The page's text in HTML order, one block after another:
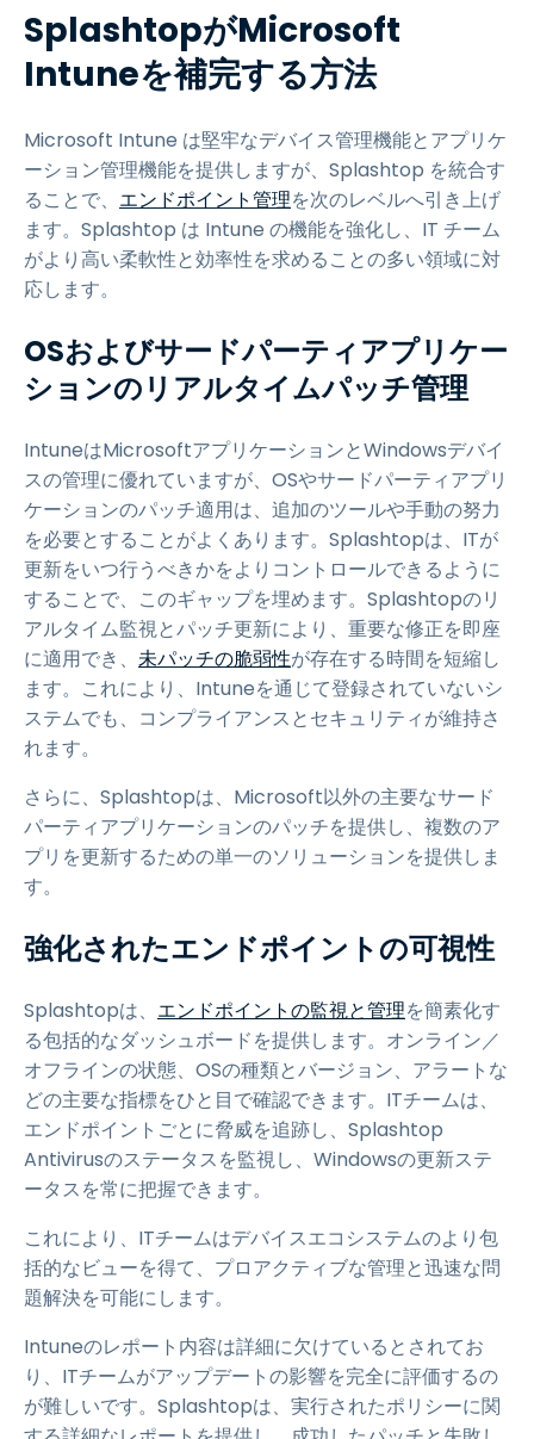
SplashtopがMicrosoft
Intuneを補完する方法
Microsoft Intune は堅牢なデバイス管理機能とアプリケ
ーション管理機能を提供しますが、Splashtop を統合す
ることで、 エンドポイント管理を次のレベルへ引き上げ
ます。Splashtop は Intune の機能を強化し、IT チーム
がより高い柔軟性と効率性を求めることの多い領域に対
応します。
OSおよびサードパーティアプリケー
ションのリアルタイムパッチ管理
IntuneはMicrosoftアプリケーションとWindowsデバイ
スの管理に優れていますが、OSやサードパーティアプリ
ケーションのパッチ適用は、追加のツールや手動の努力
を必要とすることがよくあります。Splashtopは、ITが
更新をいつ行うべきかをよりコントロールできるように
することで、このギャップを埋めます。Splashtopのリ
アルタイム監視とパッチ更新により、重要な修正を即座
に適用でき、 未パッチの脆弱性が存在する時間を短縮し
ます。これにより、Intuneを通じて登録されていないシ
ステムでも、コンプライアンスとセキュリティが維持さ
れます。
さらに、Splashtopは、Microsoft以外の主要なサード
パーティアプリケーションのパッチを提供し、複数のア
プリを更新するための単一のソリューションを提供しま
す。
強化されたエンドポイントの可視性
Splashtopは、 エンドポイントの監視と管理を簡素化す
る包括的なダッシュボードを提供します。オンライン／
オフラインの状態、OSの種類とバージョン、アラートな
どの主要な指標をひと目で確認できます。ITチームは、
エンドポイントごとに脅威を追跡し、Splashtop
Antivirusのステータスを監視し、Windowsの更新ステ
ータスを常に把握できます。
これにより、ITチームはデバイスエコシステムのより包
括的なビューを得て、プロアクティブな管理と迅速な問
題解決を可能にします。
Intuneのレポート内容は詳細に欠けているとされてお
り、ITチームがアップデートの影響を完全に評価するの
が難しいです。Splashtopは、実行されたポリシーに関